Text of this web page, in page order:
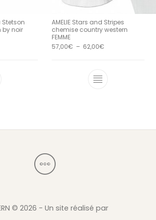
by noir
produit a plusieurs variations.
AMELIE Stars and Stripes
chemise country western
FEMME
57,00€ – 62,00€Plage de prix :
Ce produit a
© 2026 - Un site réalisé par